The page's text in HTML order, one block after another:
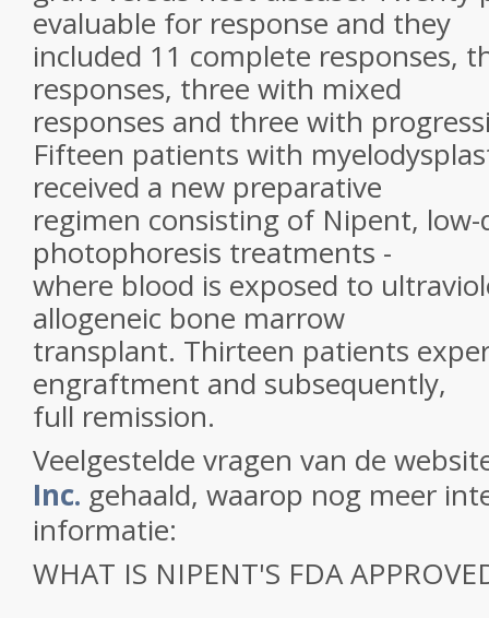
evaluable for response and they
included 11 complete responses,
responses, three with mixed
responses and three with
Fifteen patients with
received a new preparative
regimen consisting of Nipent,
photophoresis treatments -
where blood is exposed to
allogeneic bone marrow
transplant. Thirteen patients
engraftment and subsequently,
full remission.
Veelgestelde vragen van de
Inc. gehaald, waarop nog meer
informatie:
WHAT IS NIPENT'S FDA